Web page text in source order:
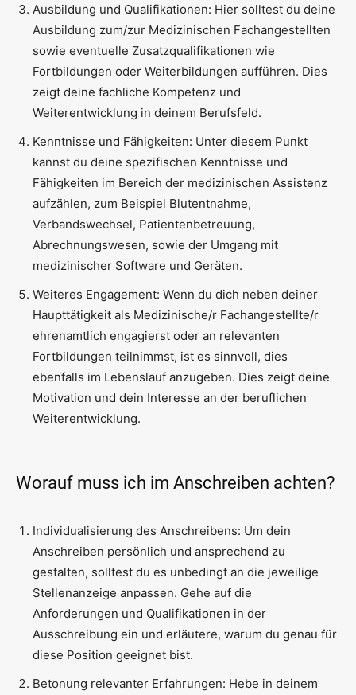
Ausbildung und Qualifikationen: Hier solltest du deine
Ausbildung zum/zur Medizinischen Fachangestellten
sowie eventuelle Zusatzqualifikationen wie
Fortbildungen oder Weiterbildungen aufführen. Dies
zeigt deine fachliche Kompetenz und
Weiterentwicklung in deinem Berufsfeld.
Kenntnisse und Fähigkeiten: Unter diesem Punkt
kannst du deine spezifischen Kenntnisse und
Fähigkeiten im Bereich der medizinischen Assistenz
aufzählen, zum Beispiel Blutentnahme,
Verbandswechsel, Patientenbetreuung,
Abrechnungswesen, sowie der Umgang mit
medizinischer Software und Geräten.
Weiteres Engagement: Wenn du dich neben deiner
Haupttätigkeit als Medizinische/r Fachangestellte/r
ehrenamtlich engagierst oder an relevanten
Fortbildungen teilnimmst, ist es sinnvoll, dies
ebenfalls im Lebenslauf anzugeben. Dies zeigt deine
Motivation und dein Interesse an der beruflichen
Weiterentwicklung.
Worauf muss ich im Anschreiben achten?
Individualisierung des Anschreibens: Um dein
Anschreiben persönlich und ansprechend zu
gestalten, solltest du es unbedingt an die jeweilige
Stellenanzeige anpassen. Gehe auf die
Anforderungen und Qualifikationen in der
Ausschreibung ein und erläutere, warum du genau für
diese Position geeignet bist.
Betonung relevanter Erfahrungen: Hebe in deinem